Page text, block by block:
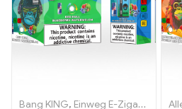
Bang KING, Einweg E-Zigaretten ,